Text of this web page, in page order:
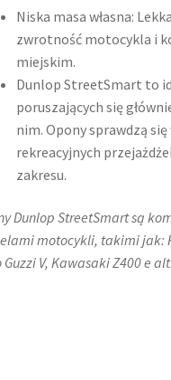
Niska masa własna:
zwrotność motocykla i
miejskim.
Dunlop StreetSmart to
poruszających się
nim. Opony sprawdzą
rekreacyjnych
zakresu.
Dunlop StreetSmart są
motocykli, takimi jak:
Guzzi V, Kawasaki Z400 e